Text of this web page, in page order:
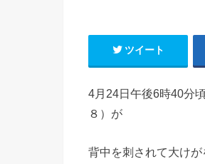
ツイート
4月24日午後6時40分
８）が
背中を刺されて大け